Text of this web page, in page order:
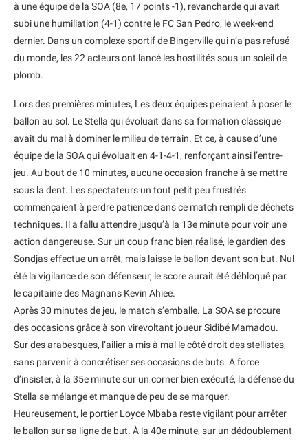
à une équipe de la SOA (8e, 17 points -1), revancharde qui avait
subi une humiliation (4-1) contre le FC San Pedro, le week-end
dernier. Dans un complexe sportif de Bingerville qui n’a pas refusé
du monde, les 22 acteurs ont lancé les hostilités sous un soleil de
plomb.
Lors des premières minutes, Les deux équipes peinaient à poser le
ballon au sol. Le Stella qui évoluait dans sa formation classique
avait du mal à dominer le milieu de terrain. Et ce, à cause d’une
équipe de la SOA qui évoluait en 4-1-4-1, renforçant ainsi l’entre-
jeu. Au bout de 10 minutes, aucune occasion franche à se mettre
sous la dent. Les spectateurs un tout petit peu frustrés
commençaient à perdre patience dans ce match rempli de déchets
techniques. Il a fallu attendre jusqu’à la 13e minute pour voir une
action dangereuse. Sur un coup franc bien réalisé, le gardien des
Sondjas effectue un arrêt, mais laisse le ballon devant son but. Nul
été la vigilance de son défenseur, le score aurait été débloqué par
le capitaine des Magnans Kevin Ahiee.
Après 30 minutes de jeu, le match s’emballe. La SOA se procure
des occasions grâce à son virevoltant joueur Sidibé Mamadou.
Sur des arabesques, l’ailier a mis à mal le côté droit des stellistes,
sans parvenir à concrétiser ses occasions de buts. A force
d’insister, à la 35e minute sur un corner bien exécuté, la défense du
Stella se mélange et manque de peu de se marquer.
Heureusement, le portier Loyce Mbaba reste vigilant pour arrêter
le ballon sur sa ligne de but. À la 40e minute, sur un dédoublement